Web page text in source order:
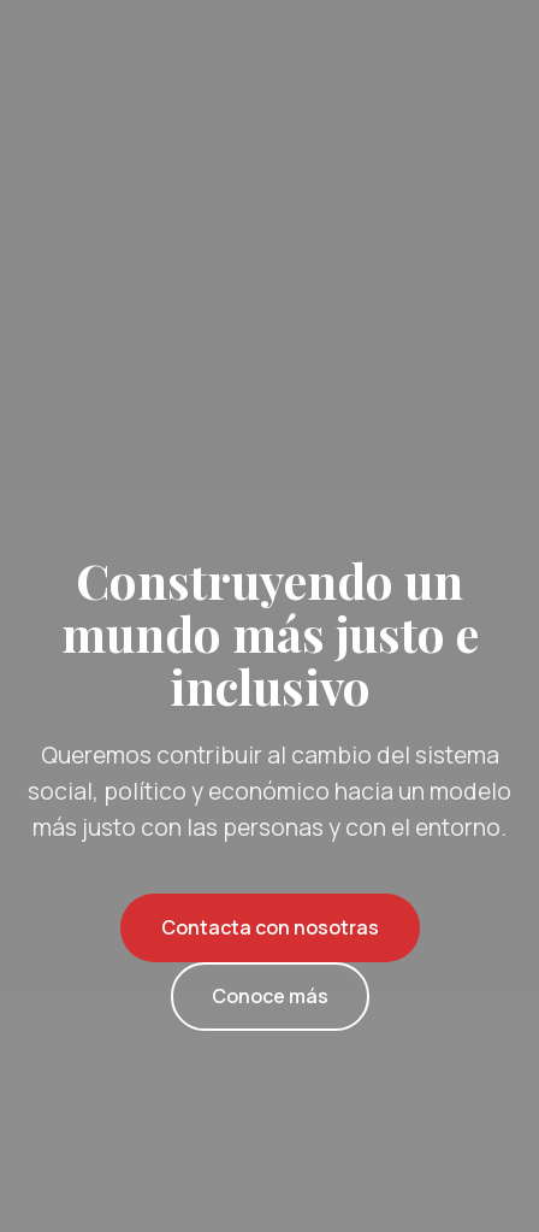
Construyendo un
mundo más justo e
inclusivo
Queremos contribuir al cambio del sistema
social, político y económico hacia un modelo
más justo con las personas y con el entorno.
Contacta con nosotras
Conoce más